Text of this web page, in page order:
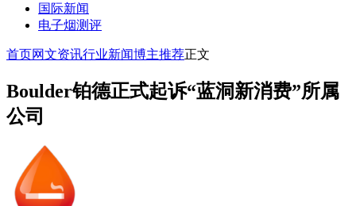
国际新闻
电子烟测评
首页网文资讯行业新闻博主推荐正文
Boulder铂德正式起诉“蓝洞新消费”所属
公司